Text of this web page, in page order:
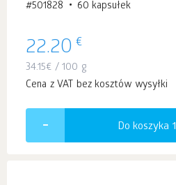
#501828 60 kapsułek
22.20 €
34.15€ / 100 g
Cena z VAT bez kosztów wysyłki
Do koszyka 1